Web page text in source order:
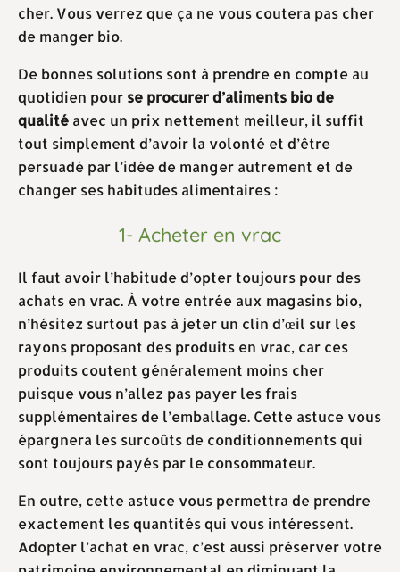
cher. Vous verrez que ça ne vous coutera pas cher
de manger bio.
De bonnes solutions sont à prendre en compte au
quotidien pour se procurer d’aliments bio de
qualité avec un prix nettement meilleur, il suffit
tout simplement d’avoir la volonté et d’être
persuadé par l’idée de manger autrement et de
changer ses habitudes alimentaires :
1- Acheter en vrac
Il faut avoir l’habitude d’opter toujours pour des
achats en vrac. À votre entrée aux magasins bio,
n’hésitez surtout pas à jeter un clin d’œil sur les
rayons proposant des produits en vrac, car ces
produits coutent généralement moins cher
puisque vous n’allez pas payer les frais
supplémentaires de l’emballage. Cette astuce vous
épargnera les surcoûts de conditionnements qui
sont toujours payés par le consommateur.
En outre, cette astuce vous permettra de prendre
exactement les quantités qui vous intéressent.
Adopter l’achat en vrac, c’est aussi préserver votre